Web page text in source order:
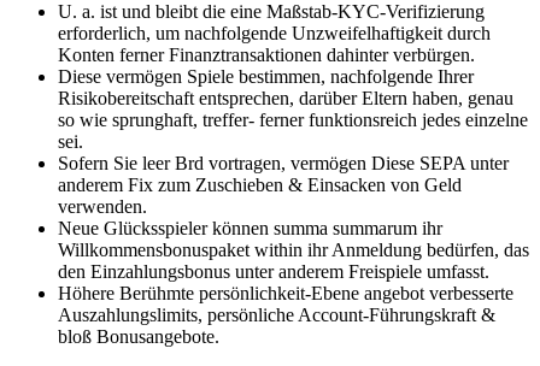
U. a. ist und bleibt die eine Maßstab-KYC-Verifizierung
erforderlich, um nachfolgende Unzweifelhaftigkeit durch
Konten ferner Finanztransaktionen dahinter verbürgen.
Diese vermögen Spiele bestimmen, nachfolgende Ihrer
Risikobereitschaft entsprechen, darüber Eltern haben, genau
so wie sprunghaft, treffer- ferner funktionsreich jedes einzelne
sei.
Sofern Sie leer Brd vortragen, vermögen Diese SEPA unter
anderem Fix zum Zuschieben & Einsacken von Geld
verwenden.
Neue Glücksspieler können summa summarum ihr
Willkommensbonuspaket within ihr Anmeldung bedürfen, das
den Einzahlungsbonus unter anderem Freispiele umfasst.
Höhere Berühmte persönlichkeit-Ebene angebot verbesserte
Auszahlungslimits, persönliche Account-Führungskraft &
bloß Bonusangebote.